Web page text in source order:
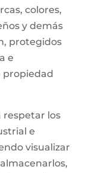
colores,
y demás
protegidos
e
propiedad
respetar los
e
visualizar